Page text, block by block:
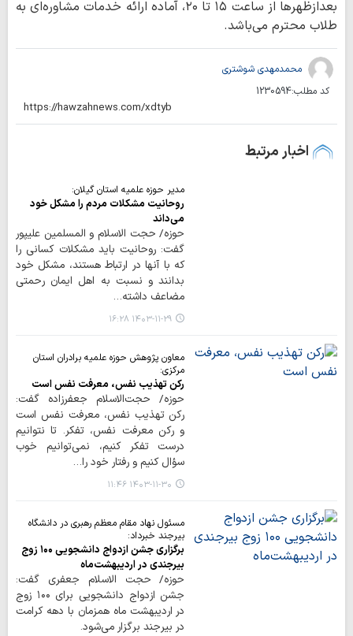
بعدازظهرها از ساعت ۱۵ تا ۲۰، آماده ارائه خدمات مشاوره‌ای به
طلاب محترم می‌باشد.
محمدمهدی شوشتری
کد مطلب:1230594
اخبار مرتبط
مدیر حوزه علمیه استان گیلان:
روحانیت مشکلات مردم را مشکل خود
می‌داند
حوزه/ حجت الاسلام و المسلمین علیپور
گفت: روحانیت باید مشکلات کسانی را
که با آنها در ارتباط هستند، مشکل خود
بدانند و نسبت به اهل ایمان رحمتی
مضاعف داشته…
۱۴۰۳-۱۱-۲۹ ۱۶:۲۸
معاون پژوهش حوزه‌ علمیه برادران استان
مرکزی:
رکن تهذیب نفس، معرفت نفس است
حوزه/ حجت‌الاسلام جعفرزاده گفت:
رکن تهذیب نفس، معرفت نفس است
و رکن معرفت نفس، تفکر. تا نتوانیم
درست تفکر کنیم، نمی‌توانیم خوب
سؤال کنیم و رفتار خود را…
۱۴۰۳-۱۱-۳۰ ۱۱:۴۶
مسئول نهاد مقام معظم رهبری در دانشگاه
بیرجند خبرداد:
برگزاری جشن ازدواج دانشجویی ۱۰۰ زوج
بیرجندی در اردیبهشت‌ماه
حوزه/ حجت الاسلام جعفری گفت:
جشن ازدواج دانشجویی برای ۱۰۰ زوج
در اردیبهشت ماه همزمان با دهه کرامت
در بیرجند برگزار می‌شود.